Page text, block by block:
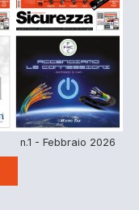
n.1 - Febbraio 2026